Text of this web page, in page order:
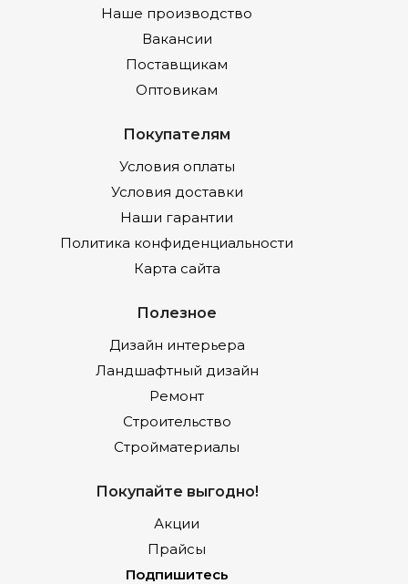
Наше производство
Вакансии
Поставщикам
Оптовикам
Покупателям
Условия оплаты
Условия доставки
Наши гарантии
Политика конфиденциальности
Карта сайта
Полезное
Дизайн интерьера
Ландшафтный дизайн
Ремонт
Строительство
Стройматериалы
Покупайте выгодно!
Акции
Прайсы
Подпишитесь